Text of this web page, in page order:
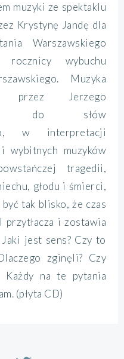
muzyki ze spektaklu
Krystynę Jandę dla
Warszawskiego
wybuchu
Muzyka
przez Jerzego
do słów
w interpretacji
wybitnych muzyków
tragedii,
głodu i śmierci,
tak blisko, że czas
przytłacza i zostawia
jest sens? Czy to
zginęli? Czy
Każdy na te pytania
(płyta CD)